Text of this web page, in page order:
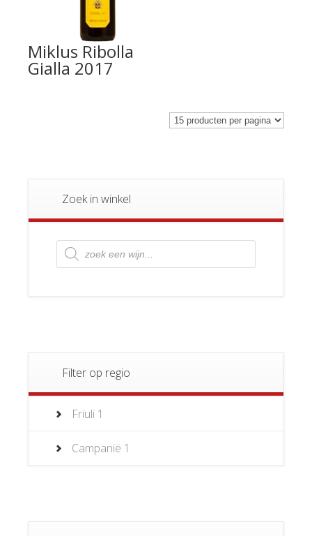
Miklus Ribolla
Gialla 2017
Zoek in winkel
Producten
zoeken
Filter op regio
Friuli 1
Campanië 1